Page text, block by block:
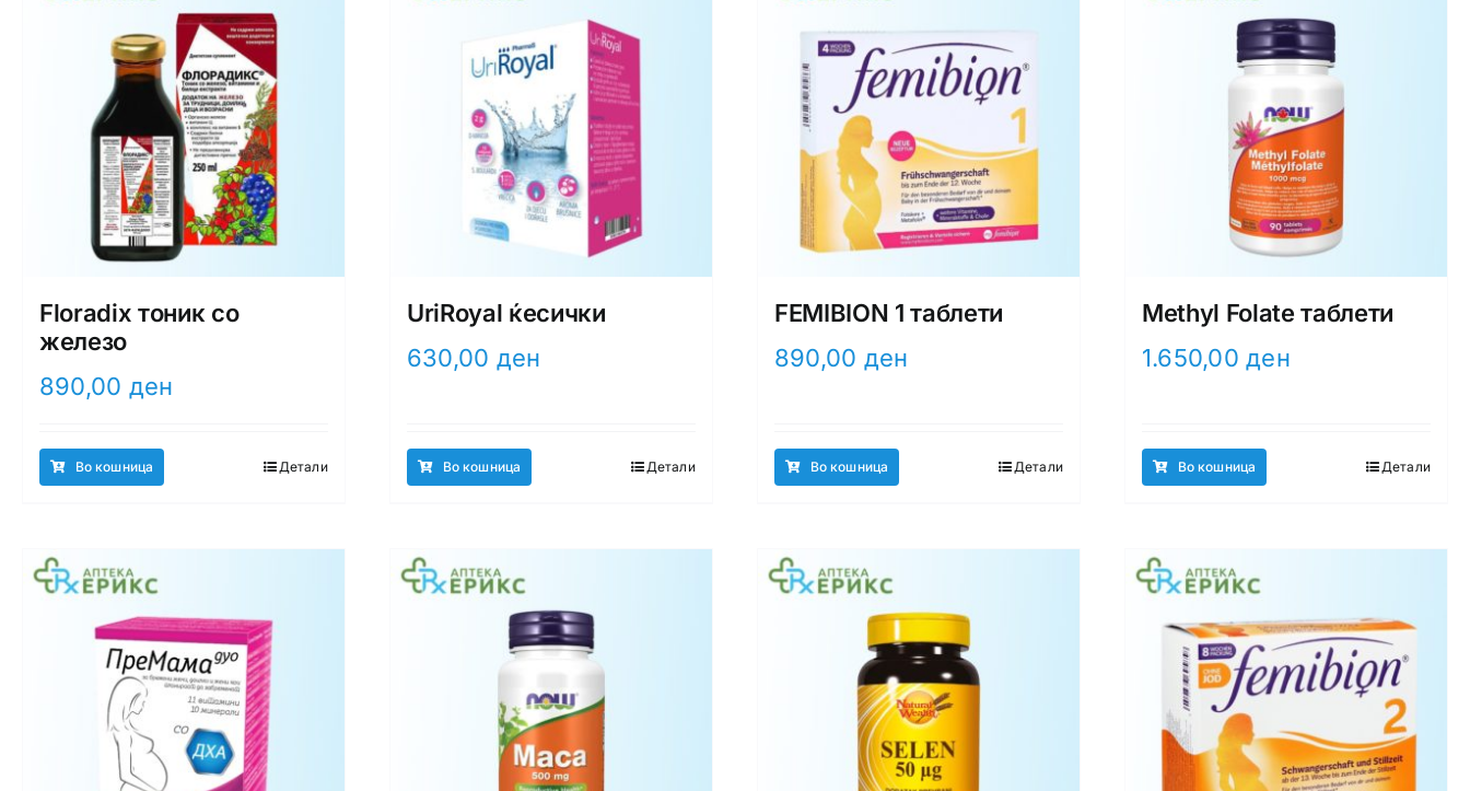
Floradix тоник со
железо
890,00 ден
Во кошница Детали
UriRoyal ќесички
630,00 ден
Во кошница Детали
FEMIBION 1 таблети
890,00 ден
Во кошница Детали
Methyl Folate таблети
1.650,00ден
Во кошница Детали